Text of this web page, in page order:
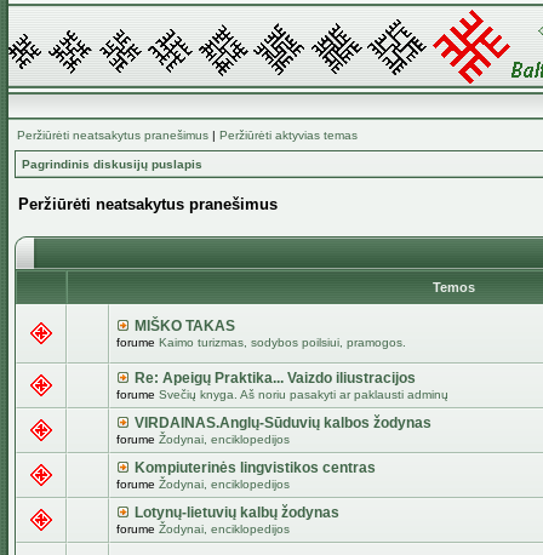
Peržiūrėti neatsakytus pranešimus | Peržiūrėti aktyvias temas
Pagrindinis diskusijų puslapis
Peržiūrėti neatsakytus pranešimus
Temos
MIŠKO TAKAS
forume Kaimo turizmas, sodybos poilsiui, pramogos.
Re: Apeigų Praktika... Vaizdo iliustracijos
forume Svečių knyga. Aš noriu pasakyti ar paklausti adminų
VIRDAINAS.Anglų-Sūduvių kalbos žodynas
forume Žodynai, enciklopedijos
Kompiuterinės lingvistikos centras
forume Žodynai, enciklopedijos
Lotynų-lietuvių kalbų žodynas
forume Žodynai, enciklopedijos